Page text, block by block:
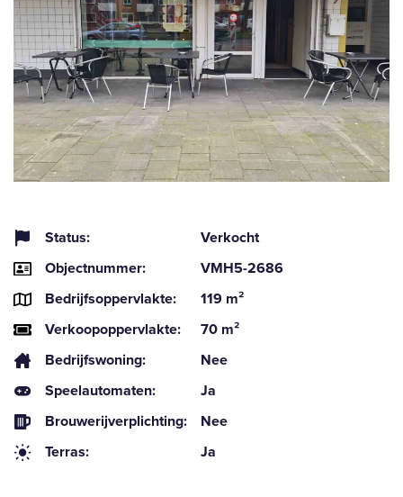
Status:
Verkocht
Objectnummer:
VMH5-2686
Bedrijfsoppervlakte:
119 m²
Verkoopoppervlakte:
70 m²
Bedrijfswoning:
Nee
Speelautomaten:
Ja
Brouwerijverplichting:
Nee
Terras:
Ja